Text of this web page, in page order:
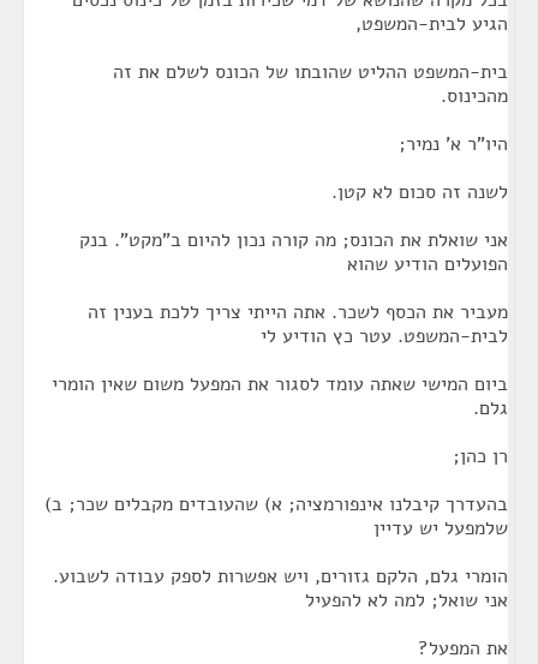
הגיע לבית-המשפט,
בית-המשפט ההליט שהובתו של הכונס לשלם את זה
מהכינוס.
היו"ר א' נמיר;
לשנה זה סכום לא קטן.
אני שואלת את הכונס; מה קורה נכון להיום ב"מקט". בנק
הפועלים הודיע שהוא
מעביר את הכסף לשכר. אתה הייתי צריך ללכת בענין זה
לבית-המשפט. עטר כץ הודיע לי
ביום המישי שאתה עומד לסגור את המפעל משום שאין הומרי
גלם.
רן כהן;
בהעדרך קיבלנו אינפורמציה; א) שהעובדים מקבלים שכר; ב)
שלמפעל יש עדיין
הומרי גלם, הלקם גזורים, ויש אפשרות לספק עבודה לשבוע.
אני שואל; למה לא להפעיל
את המפעל?